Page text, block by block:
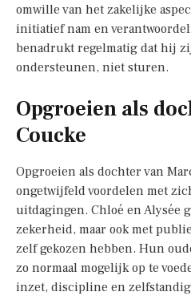
omwille van het zakelijke
initiatief nam en
benadrukt regelmatig dat hij
ondersteunen, niet sturen.
Opgroeien als
Coucke
Opgroeien als dochter van
ongetwijfeld voordelen met
uitdagingen. Chloé en Alysée
zekerheid, maar ook met
zelf gekozen hebben. Hun
zo normaal mogelijk op te
inzet, discipline en